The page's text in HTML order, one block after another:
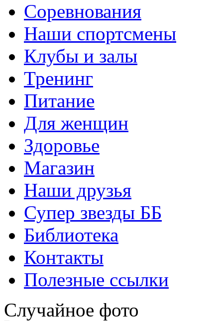
Соревнования
Наши спортсмены
Клубы и залы
Тренинг
Питание
Для женщин
Здоровье
Магазин
Наши друзья
Супер звезды ББ
Библиотека
Контакты
Полезные ссылки
Случайное фото